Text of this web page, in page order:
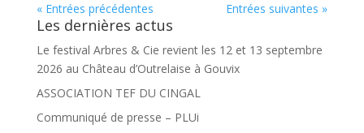
« Entrées précédentes Entrées suivantes »
Les dernières actus
Le festival Arbres & Cie revient les 12 et 13 septembre
2026 au Château d’Outrelaise à Gouvix
ASSOCIATION TEF DU CINGAL
Communiqué de presse – PLUi